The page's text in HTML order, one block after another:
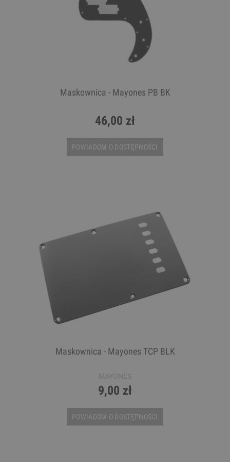
Maskownica - Mayones PB BK
46,00 zł
POWIADOM O DOSTĘPNOŚCI
Maskownica - Mayones TCP BLK
MAYONES
9,00 zł
POWIADOM O DOSTĘPNOŚCI